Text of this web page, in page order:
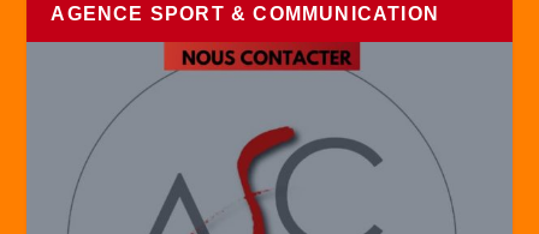
AGENCE SPORT & COMMUNICATION